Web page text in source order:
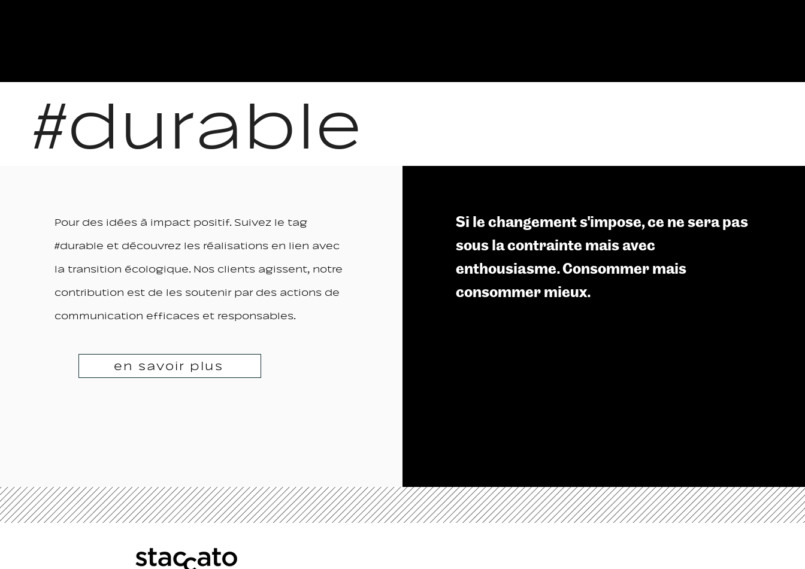
#durable
Pour des idées à impact positif. Suivez le tag
#durable et découvrez les réalisations en lien avec
la transition écologique. Nos clients agissent, notre
contribution est de les soutenir par des actions de
communication efficaces et responsables.
en savoir plus
Si le changement s’impose, ce ne sera pas
sous la contrainte mais avec
enthousiasme. Consommer mais
consommer mieux.